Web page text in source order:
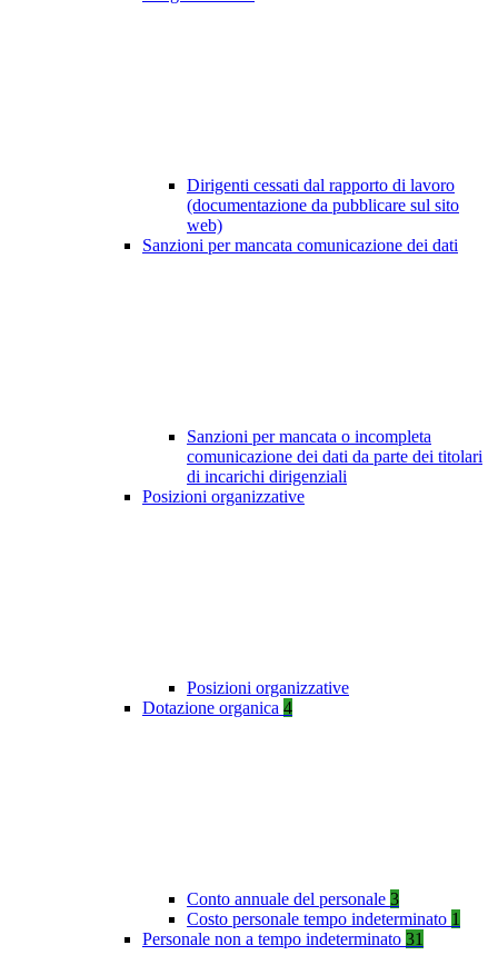
Dirigenti cessati dal rapporto di lavoro
(documentazione da pubblicare sul sito
web)
Sanzioni per mancata comunicazione dei dati
Sanzioni per mancata o incompleta
comunicazione dei dati da parte dei titolari
di incarichi dirigenziali
Posizioni organizzative
Posizioni organizzative
Dotazione organica 4
Conto annuale del personale 3
Costo personale tempo indeterminato 1
Personale non a tempo indeterminato 31